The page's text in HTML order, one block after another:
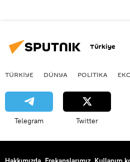
Türkiye
TÜRKIYE DÜNYA POLİTİKA
Telegram Twitter